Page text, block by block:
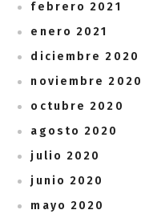
febrero 2021
enero 2021
diciembre 2020
noviembre 2020
octubre 2020
agosto 2020
julio 2020
junio 2020
mayo 2020